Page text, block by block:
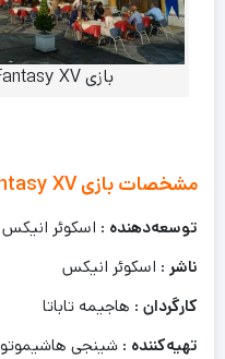
بازی Final Fantasy XV پلی استیشن 4
مشخصات بازی Final Fantasy XV پلی استیشن 4
توسعه‌دهنده : اسکوئر انیکس
ناشر : اسکوئر انیکس
کارگردان : هاجیمه تاباتا
تهیه‌کننده : شینجی هاشیموتو